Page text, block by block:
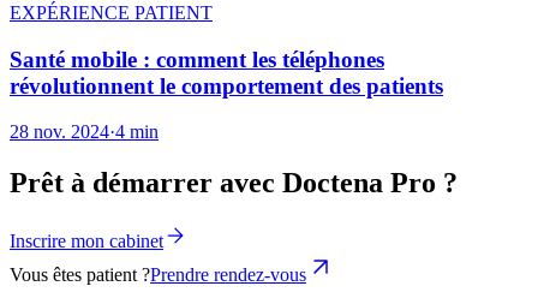
EXPÉRIENCE PATIENT
Santé mobile : comment les téléphones
révolutionnent le comportement des patients
28 nov. 2024·4 min
Prêt à démarrer avec Doctena Pro ?
Inscrire mon cabinet
Vous êtes patient ?Prendre rendez-vous